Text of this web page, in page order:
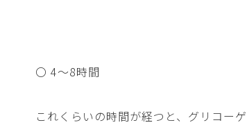
〇 4〜8時間
これくらいの時間が経つと、グリコー